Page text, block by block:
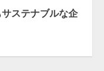
サステナブルな企
社でのAI導入・
っている」と回
AIエンジニア油